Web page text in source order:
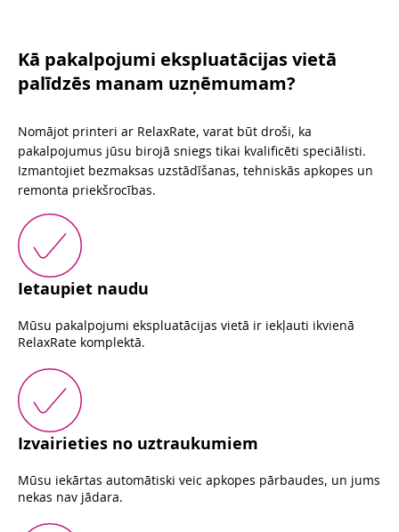
Kā pakalpojumi ekspluatācijas vietā
palīdzēs manam uzņēmumam?
Nomājot printeri ar RelaxRate, varat būt droši, ka
pakalpojumus jūsu birojā sniegs tikai kvalificēti speciālisti.
Izmantojiet bezmaksas uzstādīšanas, tehniskās apkopes un
remonta priekšrocības.
Ietaupiet naudu
Mūsu pakalpojumi ekspluatācijas vietā ir iekļauti ikvienā
RelaxRate komplektā.
Izvairieties no uztraukumiem
Mūsu iekārtas automātiski veic apkopes pārbaudes, un jums
nekas nav jādara.